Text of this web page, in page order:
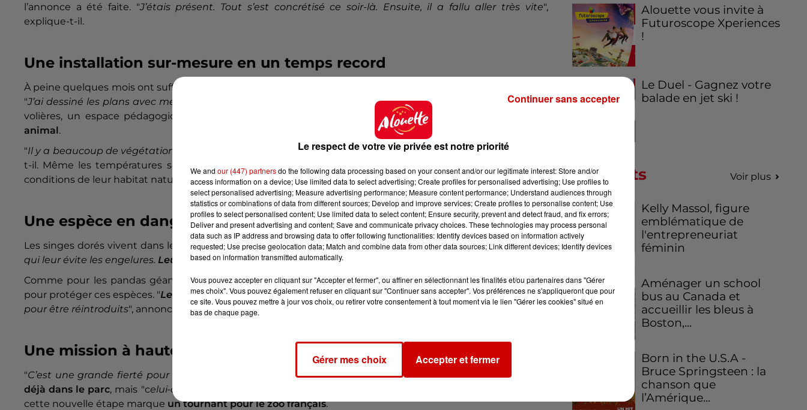
l’annonce a été faite. "J’étais présent. Tout s’est concrétisé ce soir-là. Ensuite, il a fallu aller très vite",
explique-t-il.
Une installation sur-mesure en un temps record
À peine quelques mois ont suffi pour concevoir et construire une structure entièrement dédiée à ces singes.
"J’ai dessiné les plans avec mes architectes en quelques semaines
", raconte Rodolphe Delord. Deux vastes
volières, un espace pédagogique et un bâtiment de nuit ont vu le jour, tous pensés pour le
animal.
"Il y a beaucoup de végétation, de décors venus de Chine… Tout est fait pour qu’ils se sentent bien", précise-
t-il. Même les températures sont régulées :
conditions de leur habitat naturel.
Une espèce en danger… et un espoir
Les singes dorés vivent dans les montagnes froides de Chine, parfois jusqu’à -20 °C. "Ils n’ont pas de nez, ce
qui leur évite les engelures. Leur cri est si particulier qu’on dirait un ventriloque
Comme pour les pandas géants, la Chine mène un vaste programme de conservation et de reboisement
pour protéger ces espèces. "Les parents vont rester dix ans à Beauval.Les jeunes, eux, repartiront en Chine
pour être réintroduits", annonce Rodolphe Delord.
Une mission à haute responsabilité
"C’est une grande fierté pour nous, mais aussi une immense responsabilité." À Beauval,
250 singes vivent
déjà dans le parc, mais "celui-ci est totalement à part
cette nouvelle étape marque un tournant pour le zoo français.
Alouette vous invite à
Futuroscope Xperiences
!
Le Duel - Gagnez votre
balade en jet ski !
Podcasts Voir plus
Kelly Massol, figure
emblématique de
l'entrepreneuriat
féminin
Aménager un school
bus au Canada et
accueillir les bleus à
Boston,...
Born in the U.S.A -
Bruce Springsteen : la
chanson que
l’Amérique...
Le respect de votre vie privée est notre priorité
We and our (447) partnersdo the following data processing based on your consent and/or our legitimate interest: Store and/or
access information on a device; Use limited data to select advertising; Create profiles for personalised advertising; Use profiles to
select personalised advertising; Measure advertising performance; Measure content performance; Understand audiences through
statistics or combinations of data from different sources; Develop and improve services; Create profiles to personalise content; Use
profiles to select personalised content; Use limited data to select content; Ensure security, prevent and detect fraud, and fix errors;
Deliver and present advertising and content; Save and communicate privacy choices. These technologies may process personal
data such as IP address and browsing data to offer following functionalities: Identify devices based on information actively
requested; Use precise geolocation data; Match and combine data from other data sources; Link different devices; Identify devices
based on information transmitted automatically.
Vous pouvez accepter en cliquant sur "Accepter et fermer", ou affiner en sélectionnant les finalités et/ou partenaires dans "Gérer
mes choix". Vous pouvez également refuser en cliquant sur "Continuer sans accepter". Vos préférences ne s'appliqueront que pour
ce site. Vous pouvez mettre à jour vos choix, ou retirer votre consentement à tout moment via le lien "Gérer les cookies" situé en
bas de chaque page.
Gérer mes choix Accepter et fermer
Continuer sans accepter